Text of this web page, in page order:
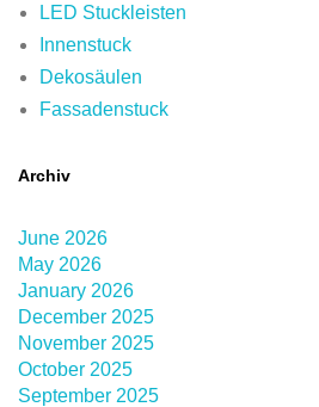
LED Stuckleisten
Innenstuck
Dekosäulen
Fassadenstuck
Archiv
June 2026
May 2026
January 2026
December 2025
November 2025
October 2025
September 2025